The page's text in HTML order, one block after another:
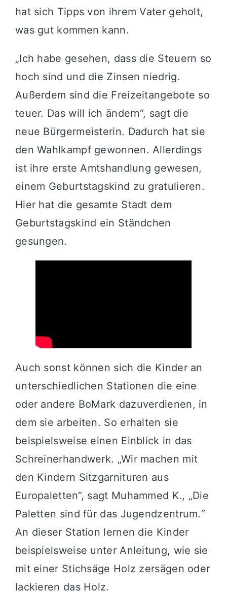
hat sich Tipps von ihrem Vater geholt,
was gut kommen kann.
„Ich habe gesehen, dass die Steuern so
hoch sind und die Zinsen niedrig.
Außerdem sind die Freizeitangebote so
teuer. Das will ich ändern“, sagt die
neue Bürgermeisterin. Dadurch hat sie
den Wahlkampf gewonnen. Allerdings
ist ihre erste Amtshandlung gewesen,
einem Geburtstagskind zu gratulieren.
Hier hat die gesamte Stadt dem
Geburtstagskind ein Ständchen
gesungen.
Auch sonst können sich die Kinder an
unterschiedlichen Stationen die eine
oder andere BoMark dazuverdienen, in
dem sie arbeiten. So erhalten sie
beispielsweise einen Einblick in das
Schreinerhandwerk. „Wir machen mit
den Kindern Sitzgarnituren aus
Europaletten“, sagt Muhammed K., „Die
Paletten sind für das Jugendzentrum.“
An dieser Station lernen die Kinder
beispielsweise unter Anleitung, wie sie
mit einer Stichsäge Holz zersägen oder
lackieren das Holz.